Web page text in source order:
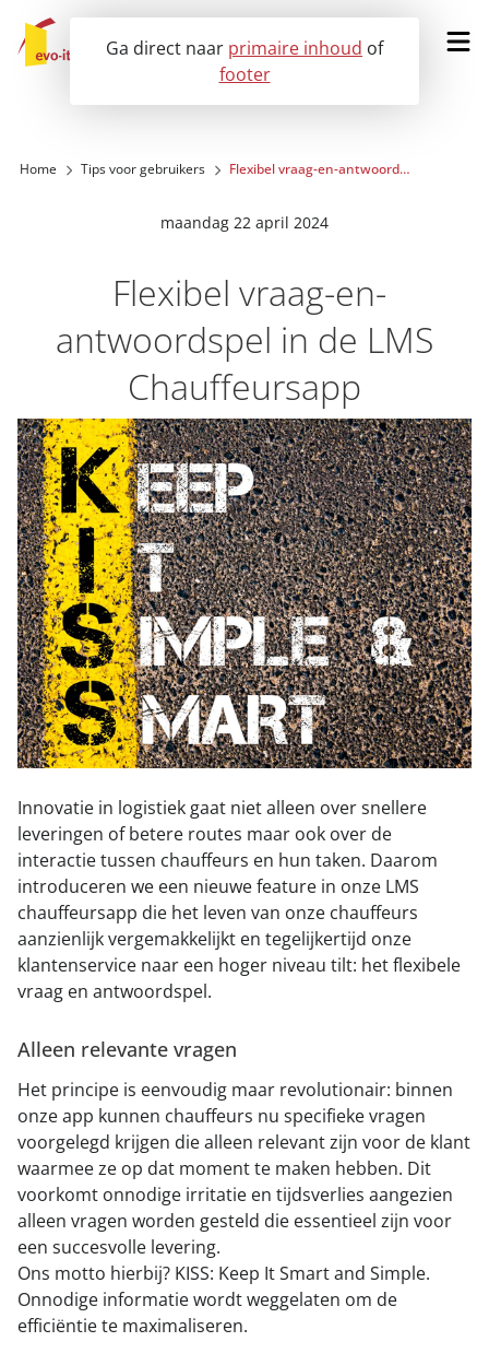
Ga direct naar primaire inhoud of
footer
Onze oplossingen
Voor wie?
Klantervaringen
Over ons
015 251 22 10 Contact
Home Tips voor gebruikers Flexibel vraag-en-antwoordspel in de LMS Chauffeursapp
maandag 22 april 2024
Flexibel vraag-en-
antwoordspel in de LMS
Chauffeursapp
Innovatie in logistiek gaat niet alleen over snellere
leveringen of betere routes maar ook over de
interactie tussen chauffeurs en hun taken. Daarom
introduceren we een nieuwe feature in onze LMS
chauffeursapp die het leven van onze chauffeurs
aanzienlijk vergemakkelijkt en tegelijkertijd onze
klantenservice naar een hoger niveau tilt: het flexibele
vraag en antwoordspel.
Alleen relevante vragen
Het principe is eenvoudig maar revolutionair: binnen
onze app kunnen chauffeurs nu specifieke vragen
voorgelegd krijgen die alleen relevant zijn voor de klant
waarmee ze op dat moment te maken hebben. Dit
voorkomt onnodige irritatie en tijdsverlies aangezien
alleen vragen worden gesteld die essentieel zijn voor
een succesvolle levering.
Ons motto hierbij? KISS: Keep It Smart and Simple.
Onnodige informatie wordt weggelaten om de
efficiëntie te maximaliseren.